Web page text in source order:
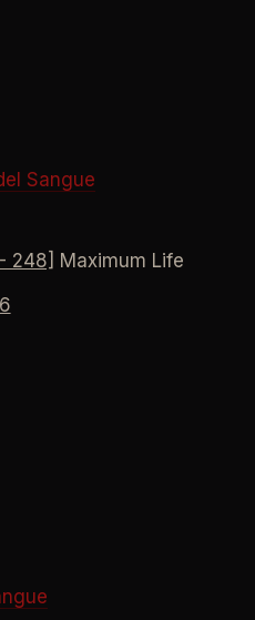
Sangue
248] Maximum Life